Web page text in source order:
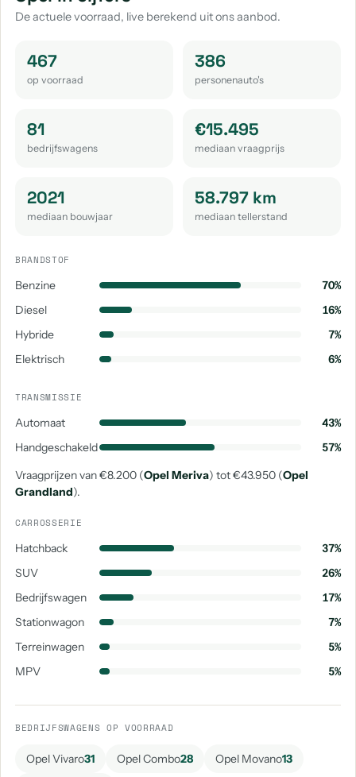
aantal: 12 aantal: 12
aantal: 5 aantal: 3
Opel Zafira Tourer Opel Frontera
Opel Combo Tour
aantal: 1
De actuele voorraad, live berekend uit ons aanbod.
467
op voorraad
386
personenauto's
81
bedrijfswagens
€15.495
mediaan vraagprijs
2021
mediaan bouwjaar
58.797 km
mediaan tellerstand
BRANDSTOF
Benzine
70%
Diesel
16%
Hybride
7%
Elektrisch
6%
TRANSMISSIE
Automaat
43%
Handgeschakeld
57%
Vraagprijzen van €8.200 (Opel Meriva) tot €43.950 (Opel
Grandland).
CARROSSERIE
Hatchback
37%
SUV
26%
Bedrijfswagen
17%
Stationwagon
7%
Terreinwagen
5%
MPV
5%
BEDRIJFSWAGENS OP VOORRAAD
Opel Vivaro31 Opel Combo28 Opel Movano13